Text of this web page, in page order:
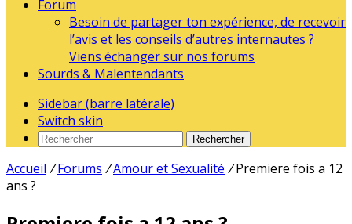
Forum
Besoin de partager ton expérience, de recevoir
l’avis et les conseils d’autres internautes ?
Viens échanger sur nos forums
Sourds & Malentendants
Sidebar (barre latérale)
Switch skin
Rechercher
Accueil / Forums /Amour et Sexualité / Premiere fois a 12
ans ?